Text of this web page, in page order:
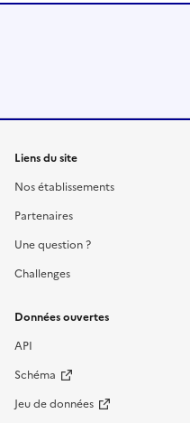
Liens du site
Nos établissements
Partenaires
Une question ?
Challenges
Données ouvertes
API
Schéma
Jeu de données